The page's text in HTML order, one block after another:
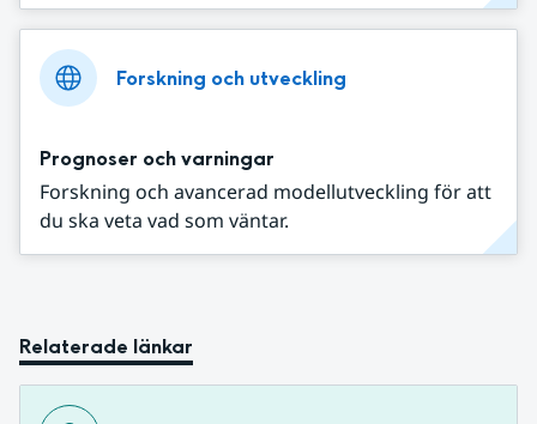
Forskning och utveckling
Prognoser och varningar
Forskning och avancerad modellutveckling för att
du ska veta vad som väntar.
Relaterade länkar